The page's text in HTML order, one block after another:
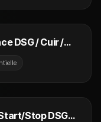
8 990 €
DSG / Cuir /
12 990 €
Stop DSG7